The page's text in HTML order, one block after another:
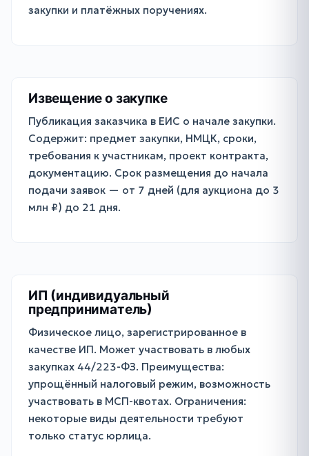
закупки и платёжных поручениях.
Извещение о закупке
Публикация заказчика в ЕИС о начале закупки.
Содержит: предмет закупки, НМЦК, сроки,
требования к участникам, проект контракта,
документацию. Срок размещения до начала
подачи заявок — от 7 дней (для аукциона до 3
млн ₽) до 21 дня.
ИП (индивидуальный
предприниматель)
Физическое лицо, зарегистрированное в
качестве ИП. Может участвовать в любых
закупках 44/223-ФЗ. Преимущества:
упрощённый налоговый режим, возможность
участвовать в МСП-квотах. Ограничения:
некоторые виды деятельности требуют
только статус юрлица.